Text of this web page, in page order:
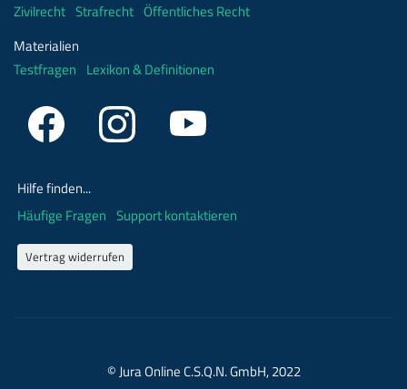
Zivilrecht Strafrecht Öffentliches Recht
Materialien
Testfragen Lexikon & Definitionen
Hilfe finden...
Häufige Fragen Support kontaktieren
Vertrag widerrufen
© Jura Online C.S.Q.N. GmbH, 2022